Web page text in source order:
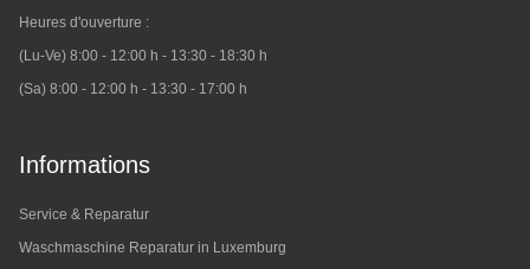
Heures d'ouverture :
(Lu-Ve) 8:00 - 12:00 h - 13:30 - 18:30 h
(Sa) 8:00 - 12:00 h - 13:30 - 17:00 h
Informations
Service & Reparatur
Waschmaschine Reparatur in Luxemburg